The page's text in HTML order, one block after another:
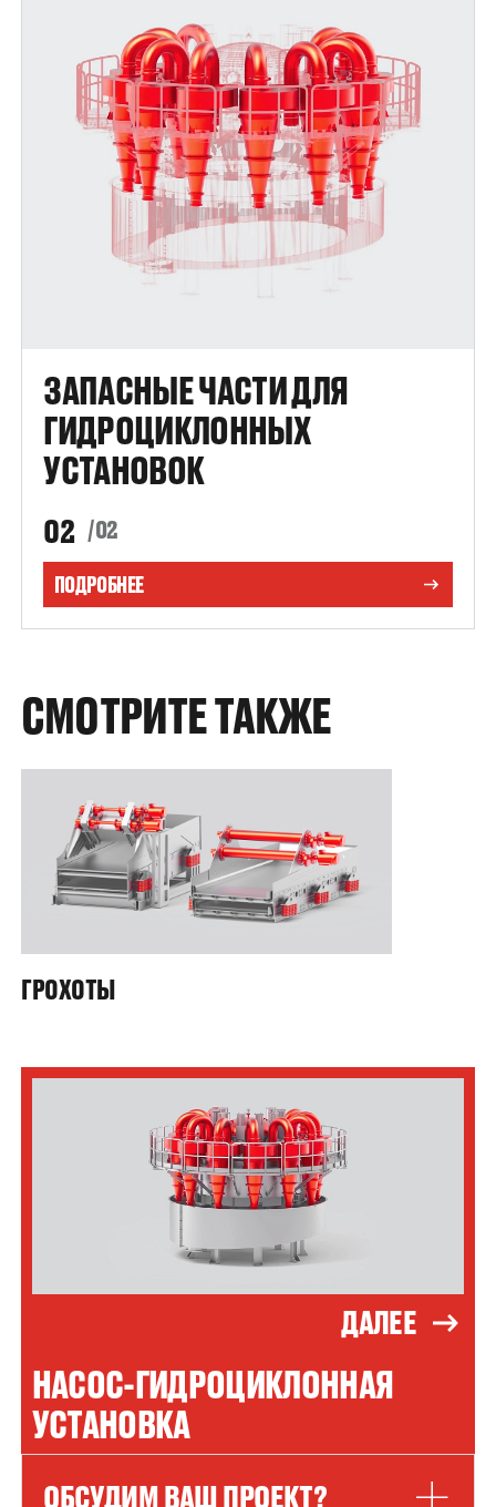
ЗАПАСНЫЕ ЧАСТИ ДЛЯ
ГИДРОЦИКЛОННЫХ
УСТАНОВОК
02 /02
ПОДРОБНЕЕ
СМОТРИТЕ ТАКЖЕ
ГРОХОТЫ
ДАЛЕЕ
НАСОС-ГИДРОЦИКЛОННАЯ
УСТАНОВКА
ОБСУДИМ ВАШ ПРОЕКТ?